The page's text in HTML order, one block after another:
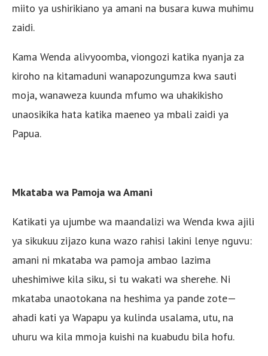
miito ya ushirikiano ya amani na busara kuwa muhimu
zaidi.
Kama Wenda alivyoomba, viongozi katika nyanja za
kiroho na kitamaduni wanapozungumza kwa sauti
moja, wanaweza kuunda mfumo wa uhakikisho
unaosikika hata katika maeneo ya mbali zaidi ya
Papua.
Mkataba wa Pamoja wa Amani
Katikati ya ujumbe wa maandalizi wa Wenda kwa ajili
ya sikukuu zijazo kuna wazo rahisi lakini lenye nguvu:
amani ni mkataba wa pamoja ambao lazima
uheshimiwe kila siku, si tu wakati wa sherehe. Ni
mkataba unaotokana na heshima ya pande zote—
ahadi kati ya Wapapu ya kulinda usalama, utu, na
uhuru wa kila mmoja kuishi na kuabudu bila hofu.